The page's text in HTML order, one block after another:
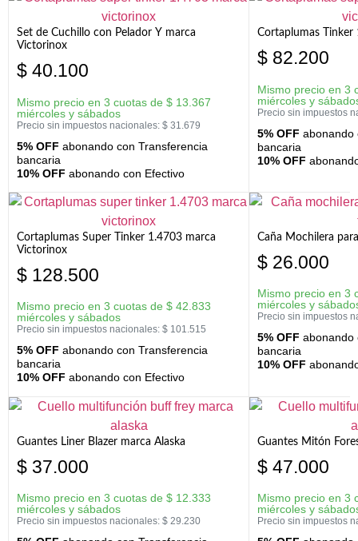
Set de Cuchillo con Pelador Y marca
Victorinox
$ 40.100
Mismo precio en 3 cuotas de $ 13.367
miércoles y sábados
Precio sin impuestos nacionales: $ 31.679
5% OFF abonando con Transferencia
bancaria
10% OFF abonando con Efectivo
Cortaplumas
$ 82.200
Mismo precio en 3
miércoles y
Precio sin impuestos
5% OFF abonando
bancaria
10% OFF
Cortaplumas Super Tinker 1.4703 marca
Victorinox
$ 128.500
Mismo precio en 3 cuotas de $ 42.833
miércoles y sábados
Precio sin impuestos nacionales: $ 101.515
5% OFF abonando con Transferencia
bancaria
10% OFF abonando con Efectivo
Caña Mochilera
$ 26.000
Mismo precio en 3
miércoles y
Precio sin impuestos
5% OFF abonando
bancaria
10% OFF
Guantes Liner Blazer marca Alaska
$ 37.000
Mismo precio en 3 cuotas de $ 12.333
miércoles y sábados
Precio sin impuestos nacionales: $ 29.230
Guantes Mitón
$ 47.000
Mismo precio en 3
miércoles y
Precio sin impuestos